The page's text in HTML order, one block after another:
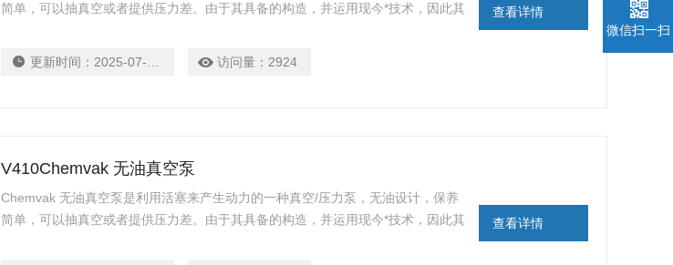
简单，可以抽真空或者提供压力差。由于其具备的构造，并运用现今*技术，因此其
更新时间： 2025-07-14 访问量： 2924
查看详情
V410Chemvak 无油真空泵
Chemvak 无油真空泵是利用活塞来产生动力的一种真空/压力泵，无油设计，保养
简单，可以抽真空或者提供压力差。由于其具备的构造，并运用现今*技术，因此其
查看详情
微信扫一扫